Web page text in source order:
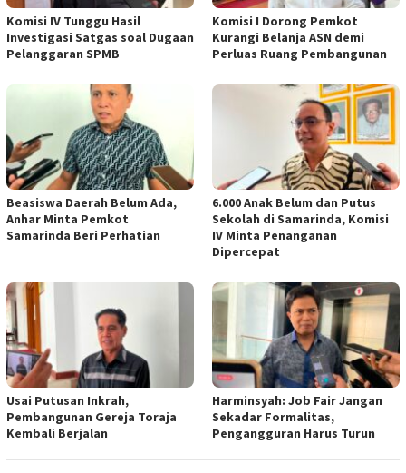
Komisi IV Tunggu Hasil
Investigasi Satgas soal Dugaan
Pelanggaran SPMB
Komisi I Dorong Pemkot
Kurangi Belanja ASN demi
Perluas Ruang Pembangunan
Beasiswa Daerah Belum Ada,
Anhar Minta Pemkot
Samarinda Beri Perhatian
6.000 Anak Belum dan Putus
Sekolah di Samarinda, Komisi
IV Minta Penanganan
Dipercepat
Usai Putusan Inkrah,
Pembangunan Gereja Toraja
Kembali Berjalan
Harminsyah: Job Fair Jangan
Sekadar Formalitas,
Pengangguran Harus Turun